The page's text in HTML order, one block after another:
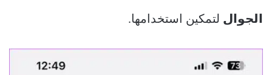
الجوال لتمكين استخدامها.